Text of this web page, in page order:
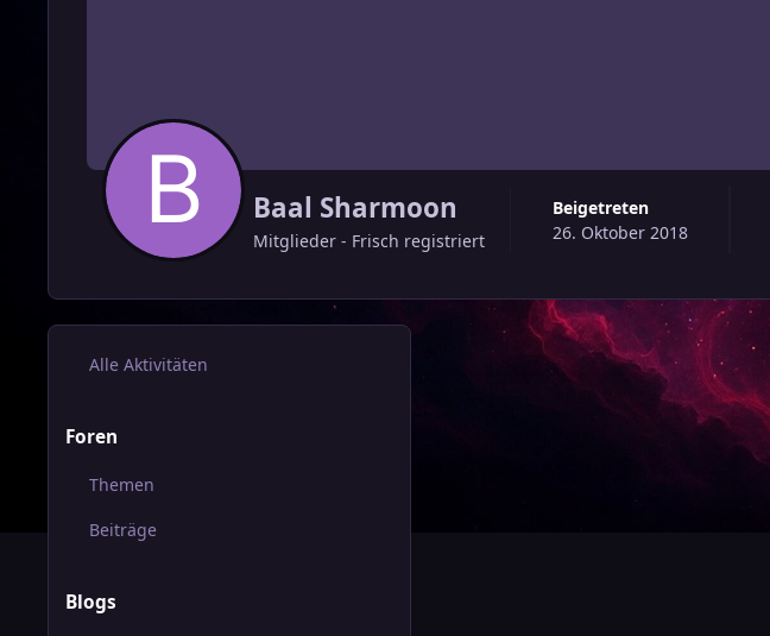
Baal Sharmoon
Mitglieder - Frisch registriert
Beigetreten
26. Oktober 2018
Alle Aktivitäten
Foren
Themen
Beiträge
Blogs